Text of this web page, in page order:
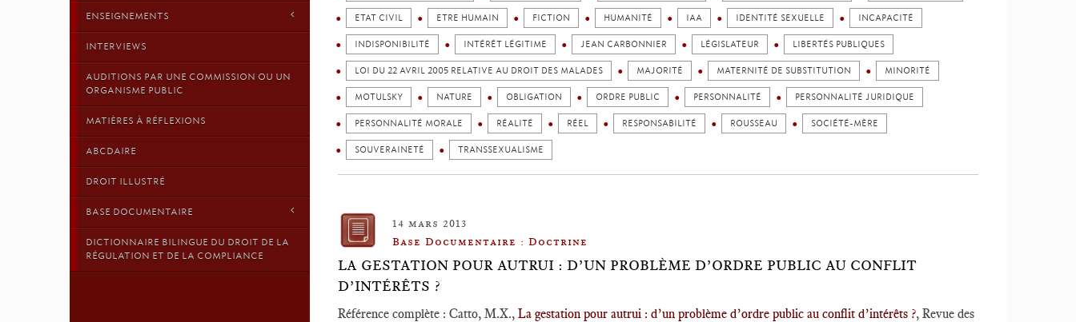
ENSEIGNEMENTS
INTERVIEWS
AUDITIONS PAR UNE COMMISSION OU UN
ORGANISME PUBLIC
MATIÈRES À RÉFLEXIONS
ABCDAIRE
DROIT ILLUSTRÉ
BASE DOCUMENTAIRE
DICTIONNAIRE BILINGUE DU DROIT DE LA
RÉGULATION ET DE LA COMPLIANCE
ETAT CIVIL ETRE HUMAIN FICTION HUMANITÉ IAA IDENTITÉ SEXUELLE INCAPACITÉ
INDISPONIBILITÉ INTÉRÊT LÉGITIME JEAN CARBONNIER LÉGISLATEUR LIBERTÉS PUBLIQUES
LOI DU 22 AVRIL 2005 RELATIVE AU DROIT DES MALADES MAJORITÉ MATERNITÉ DE SUBSTITUTION MINORITÉ
MOTULSKY NATURE OBLIGATION ORDRE PUBLIC PERSONNALITÉ PERSONNALITÉ JURIDIQUE
PERSONNALITÉ MORALE RÉALITÉ RÉEL RESPONSABILITÉ ROUSSEAU SOCIÉTÉ-MÈRE
SOUVERAINETÉ TRANSSEXUALISME
14 mars 2013
Base Documentaire : Doctrine
LA GESTATION POUR AUTRUI : D’UN PROBLÈME D’ORDRE PUBLIC AU CONFLIT
D’INTÉRÊTS ?
Référence complète : Catto, M.X., La gestation pour autrui : d’un problème d’ordre public au conflit d’intérêts ?, Revue des